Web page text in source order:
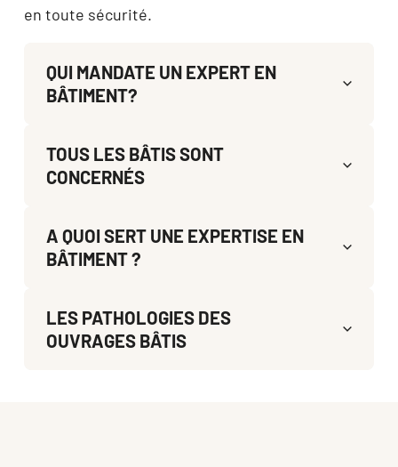
en toute sécurité.
QUI MANDATE UN EXPERT EN
BÂTIMENT?
TOUS LES BÂTIS SONT
CONCERNÉS
A QUOI SERT UNE EXPERTISE EN
BÂTIMENT ?
LES PATHOLOGIES DES
OUVRAGES BÂTIS